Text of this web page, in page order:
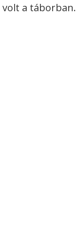
volt a táborban.